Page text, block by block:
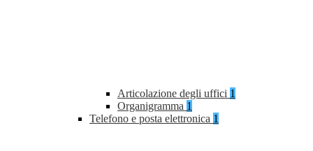
Articolazione degli uffici 1
Organigramma 1
Telefono e posta elettronica 1